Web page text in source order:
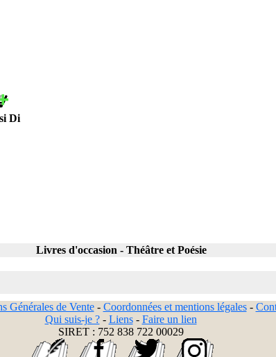
Di
Livres d'occasion - Théâtre et Poésie
Générales de Vente- Coordonnées et mentions légales-
Qui suis-je ?- Liens- Faire un lien
SIRET : 752 838 722 00029